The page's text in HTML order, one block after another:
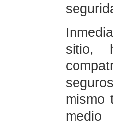
sitio,
mismo
medio